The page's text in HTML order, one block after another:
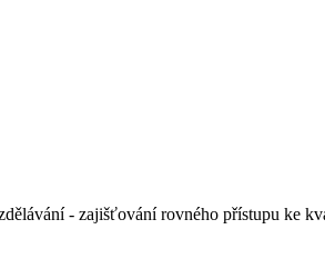
- zajišťování rovného přístupu ke